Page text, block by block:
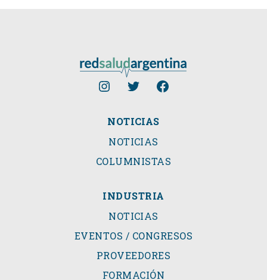
NOTICIAS
NOTICIAS
COLUMNISTAS
INDUSTRIA
NOTICIAS
EVENTOS / CONGRESOS
PROVEEDORES
FORMACIÓN